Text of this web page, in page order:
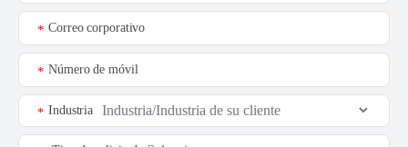
Correo corporativo
*
Número de móvil
*
Industria
*